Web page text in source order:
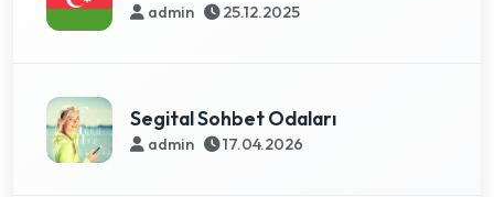
admin 25.12.2025
Segital Sohbet Odaları
admin 17.04.2026